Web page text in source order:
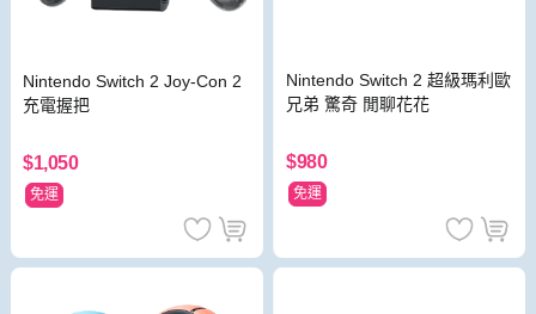
Nintendo Switch 2 Joy-Con 2
充電握把
$1,050
免運
Nintendo Switch 2 超級瑪利歐
兄弟 驚奇 閒聊花花
$980
免運